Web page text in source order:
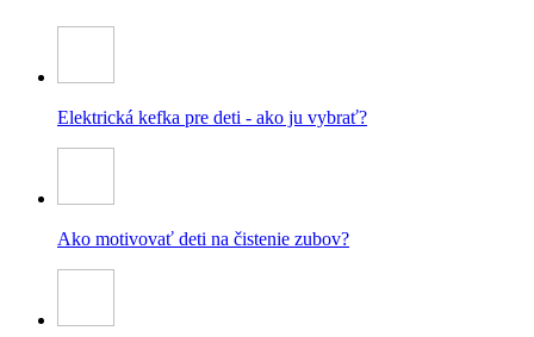
Elektrická kefka pre deti - ako ju vybrať?
Ako motivovať deti na čistenie zubov?